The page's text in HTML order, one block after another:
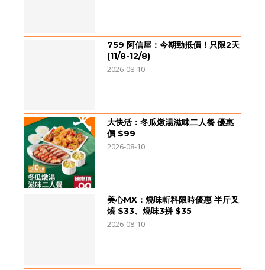
759 阿信屋：今期勁抵價！只限2天
(11/8-12/8)
2026-08-10
大快活：冬瓜燉湯滋味二人餐 優惠
價 $99
2026-08-10
美心MX：燒味斬料限時優惠 半斤叉
燒 $33、燒味3拼 $35
2026-08-10